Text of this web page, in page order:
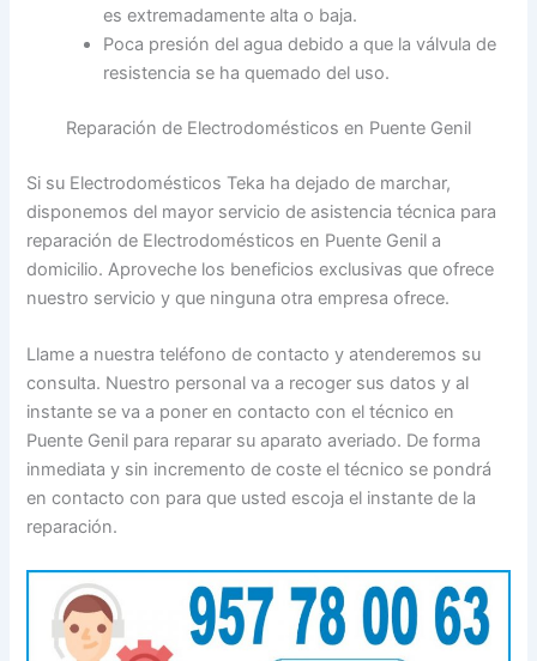
es extremadamente alta o baja.
Poca presión del agua debido a que la válvula de
resistencia se ha quemado del uso.
Reparación de Electrodomésticos en Puente Genil
Si su Electrodomésticos Teka ha dejado de marchar,
disponemos del mayor servicio de asistencia técnica para
reparación de Electrodomésticos en Puente Genil a
domicilio. Aproveche los beneficios exclusivas que ofrece
nuestro servicio y que ninguna otra empresa ofrece.
Llame a nuestra teléfono de contacto y atenderemos su
consulta. Nuestro personal va a recoger sus datos y al
instante se va a poner en contacto con el técnico en
Puente Genil para reparar su aparato averiado. De forma
inmediata y sin incremento de coste el técnico se pondrá
en contacto con para que usted escoja el instante de la
reparación.